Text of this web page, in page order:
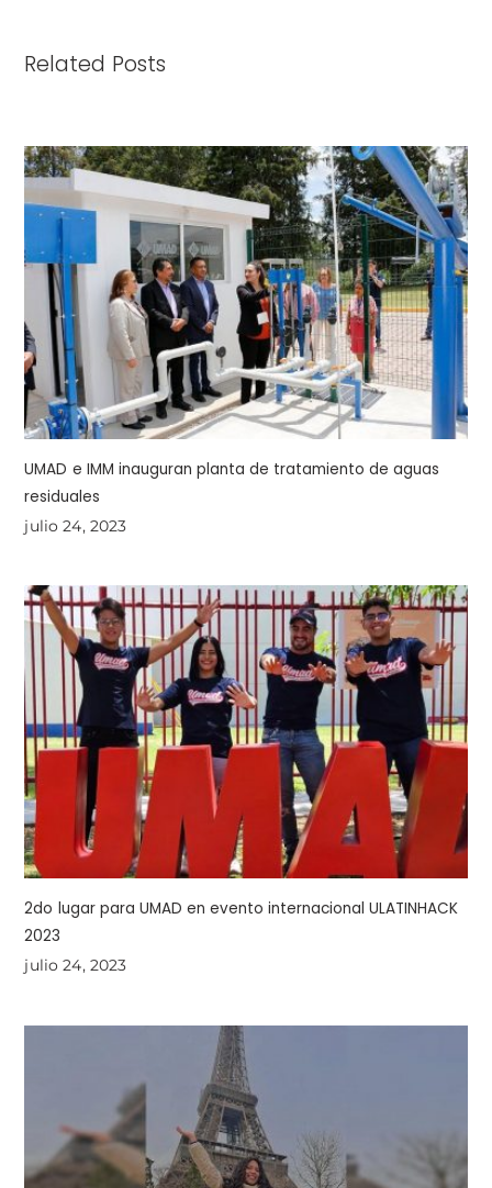
Related Posts
UMAD e IMM inauguran planta de tratamiento de aguas
residuales
julio 24, 2023
2do lugar para UMAD en evento internacional ULATINHACK
2023
julio 24, 2023